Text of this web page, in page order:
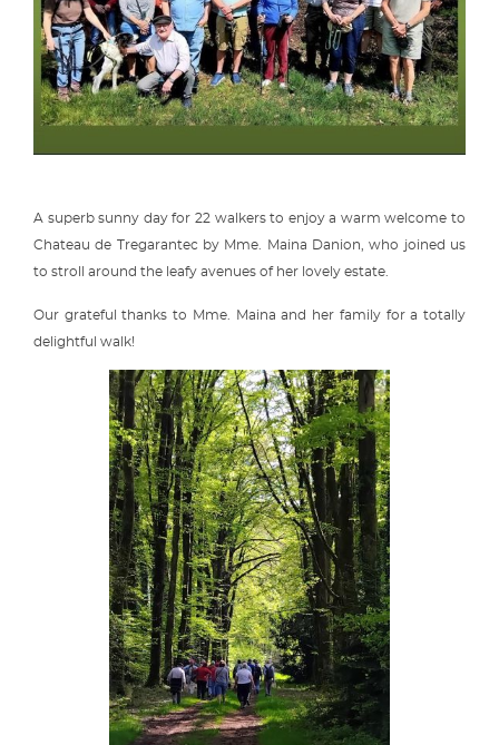
A superb sunny day for 22 walkers to enjoy a warm welcome to
Chateau de Tregarantec by Mme. Maina Danion, who joined us
to stroll around the leafy avenues of her lovely estate.
Our grateful thanks to Mme. Maina and her family for a totally
delightful walk!